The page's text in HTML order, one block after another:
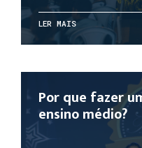
LER MAIS
Por que fazer
ensino médio?